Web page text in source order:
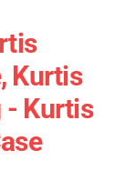
Kurtis
- Kurtis